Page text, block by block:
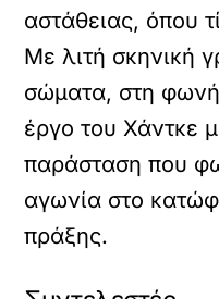
αστάθειας, όπου
Με λιτή σκηνική
σώματα, στη
έργο του Χάντκε
παράσταση που
αγωνία στο
πράξης.